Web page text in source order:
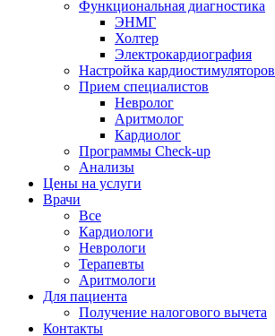
Функциональная диагностика
ЭНМГ
Холтер
Электрокардиография
Настройка кардиостимуляторов
Прием специалистов
Невролог
Аритмолог
Кардиолог
Программы Check-up
Анализы
Цены на услуги
Врачи
Все
Кардиологи
Неврологи
Терапевты
Аритмологи
Для пациента
Получение налогового вычета
Контакты